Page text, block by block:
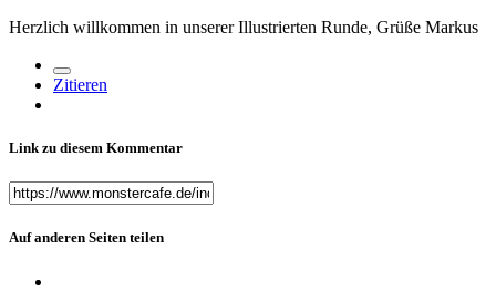
Herzlich willkommen in unserer Illustrierten Runde, Grüße Markus
Zitieren
Link zu diesem Kommentar
Auf anderen Seiten teilen